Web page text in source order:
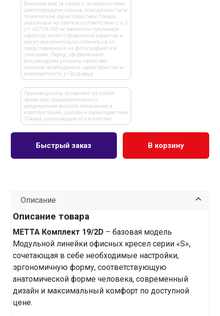
Внешний вид (в связи с особенностями
цветопередачи экрана, освещенности) и
технические характеристики Товара,
указанные на сайте в соответствии с п.2
ст. 437 ГК РФ не являются публичной
офертой, носят справочный характер и
могут незначительно отличаться от
представленных на фотографиях и в
описании. Перед оформлением
рекомендуем уточнять свойства,
наличие необходимых характеристик и
комплектность у Продавца
Производитель оставляет за собой
право без предварительного
уведомления вносить изменения в
комплектацию, дизайн и характеристики
Товара, улучшающие его качество
В корзину
Быстрый заказ
Описание
Описание товара
МЕТТА Комплект 19/2D – базовая модель
Модульной линейки офисных кресел серии «S»,
сочетающая в себе необходимые настройки,
эргономичную форму, соответствующую
анатомической форме человека, современный
дизайн и максимальный комфорт по доступной
цене.